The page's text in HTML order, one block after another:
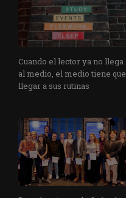
Cuando el lector ya no llega
al medio, el medio tiene que
llegar a sus rutinas